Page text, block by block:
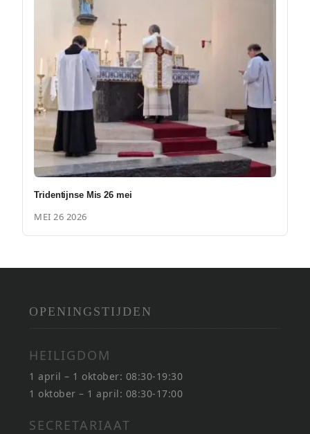
Tridentijnse Mis 26 mei
MEI 26 2026
OPENINGSTIJDEN
HEILIGDOM
1 april – 1 oktober: 08:30-19:30
1 oktober – 1 april: 08:30-17:00
SECRETARIAAT